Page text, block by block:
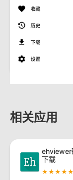
相关应用
ehviewer
下载
★★★★★